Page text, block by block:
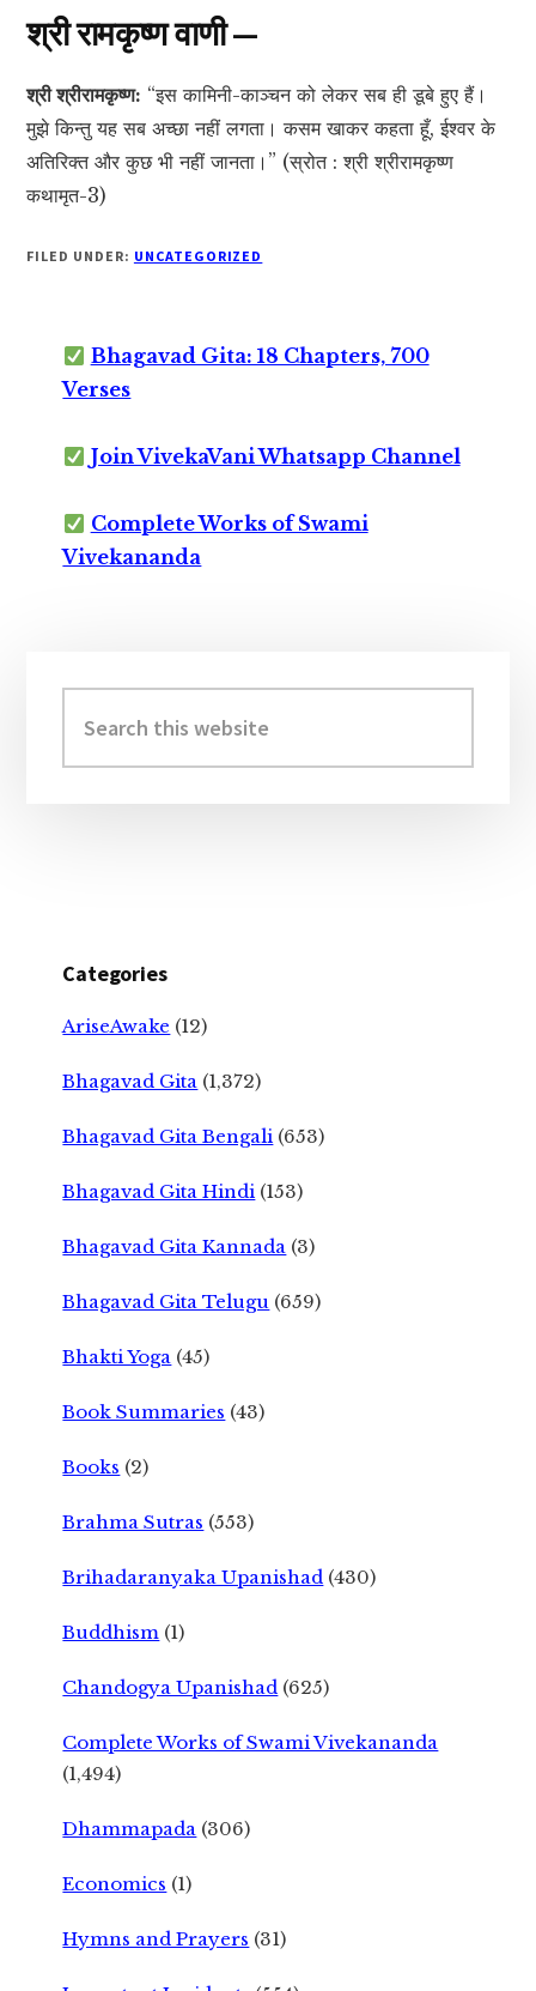
श्री रामकृष्ण वाणी —
श्री श्रीरामकृष्ण: “इस कामिनी-काञ्चन को लेकर सब ही डूबे हुए हैं।
मुझे किन्तु यह सब अच्छा नहीं लगता। कसम खाकर कहता हूँ, ईश्वर के
अतिरिक्त और कुछ भी नहीं जानता।” (स्रोत : श्री श्रीरामकृष्ण
कथामृत-3)
FILED UNDER: UNCATEGORIZED
Bhagavad Gita: 18 Chapters, 700
Verses
Join VivekaVani Whatsapp Channel
Complete Works of Swami
Vivekananda
Sidebar
this
website
Categories
AriseAwake (12)
Bhagavad Gita (1,372)
Bhagavad Gita Bengali (653)
Bhagavad Gita Hindi (153)
Bhagavad Gita Kannada (3)
Bhagavad Gita Telugu (659)
Bhakti Yoga (45)
Book Summaries (43)
Books (2)
Brahma Sutras (553)
Brihadaranyaka Upanishad (430)
Buddhism (1)
Chandogya Upanishad (625)
Complete Works of Swami Vivekananda
(1,494)
Dhammapada (306)
Economics (1)
Hymns and Prayers (31)